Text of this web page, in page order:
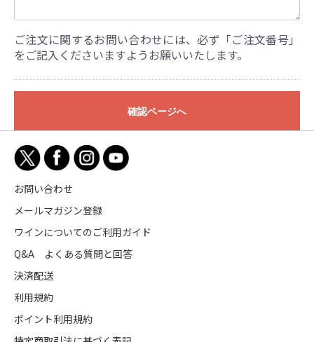
ご注文に関するお問い合わせには、必ず「ご注文番号」
をご記入くださいますようお願いいたします。
確認ページへ
お問い合わせ
メールマガジン登録
ワインについてのご利用ガイド
Q&A よくある質問と回答
決済配送
利用規約
ポイント利用規約